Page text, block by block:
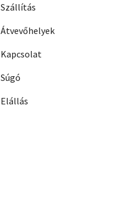
Szállítás
Átvevőhelyek
Kapcsolat
Súgó
Elállás